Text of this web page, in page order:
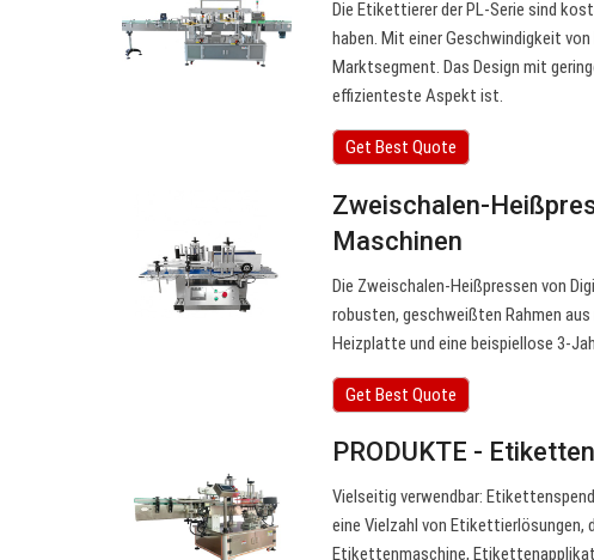
Die Etikettierer der PL-Serie sind
haben. Mit einer Geschwindigkeit
Marktsegment. Das Design mit
effizienteste Aspekt ist.
Get Best Quote
Zweischalen-
Maschinen
Die Zweischalen-Heißpressen von
robusten, geschweißten Rahmen
Heizplatte und eine beispiellose 3-
Get Best Quote
PRODUKTE -
Vielseitig verwendbar:
eine Vielzahl von
Etikettenmaschine,